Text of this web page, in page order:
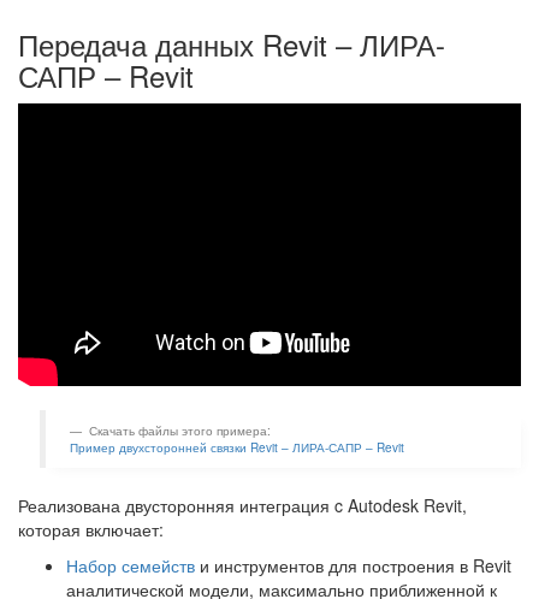
Передача данных Revit – ЛИРА-
САПР – Revit
Скачать файлы этого примера:
Пример двухсторонней связки Revit – ЛИРА-САПР – Revit
Реализована двусторонняя интеграция c Autodesk Revit,
которая включает:
Набор семейств и инструментов для построения в Revit
аналитической модели, максимально приближенной к